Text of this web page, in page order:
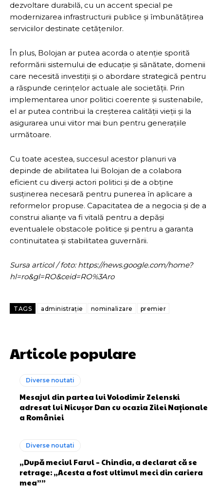
dezvoltare durabilă, cu un accent special pe
modernizarea infrastructurii publice și îmbunătățirea
serviciilor destinate cetățenilor.
În plus, Bolojan ar putea acorda o atenție sporită
reformării sistemului de educație și sănătate, domenii
care necesită investiții și o abordare strategică pentru
a răspunde cerințelor actuale ale societății. Prin
implementarea unor politici coerente și sustenabile,
el ar putea contribui la creșterea calității vieții și la
asigurarea unui viitor mai bun pentru generațiile
următoare.
Cu toate acestea, succesul acestor planuri va
depinde de abilitatea lui Bolojan de a colabora
eficient cu diverși actori politici și de a obține
susținerea necesară pentru punerea în aplicare a
reformelor propuse. Capacitatea de a negocia și de a
construi alianțe va fi vitală pentru a depăși
eventualele obstacole politice și pentru a garanta
continuitatea și stabilitatea guvernării.
Sursa articol / foto: https://news.google.com/home?
hl=ro&gl=RO&ceid=RO%3Aro
TAGS administrație nominalizare premier
Articole populare
Diverse noutati
Mesajul din partea lui Volodimir Zelenski
adresat lui Nicușor Dan cu ocazia Zilei Naționale
a României
Diverse noutati
„După meciul Farul – Chindia, a declarat că se
retrage: „Acesta a fost ultimul meci din cariera
mea””